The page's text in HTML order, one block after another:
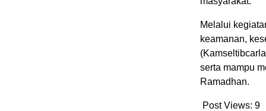
Melalui
keamanan,
serta mampu
Ramadhan.
Post Views: 9